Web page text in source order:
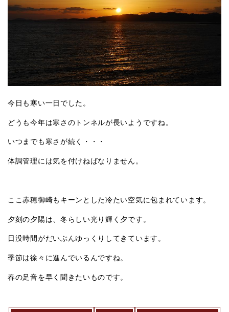
今日も寒い一日でした。
どうも今年は寒さのトンネルが長いようですね。
いつまでも寒さが続く・・・
体調管理には気を付けねばなりません。
ここ赤穂御崎もキーンとした冷たい空気に包まれています。
夕刻の夕陽は、冬らしい光り輝く夕です。
日没時間がだいぶんゆっくりしてきています。
季節は徐々に進んでいるんですね。
春の足音を早く聞きたいものです。